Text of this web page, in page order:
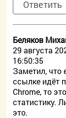
Ответить
Беляков
29 августа
16:50:35
Заметил, что
ссылке идёт
Chrome, то
статистику.
это.